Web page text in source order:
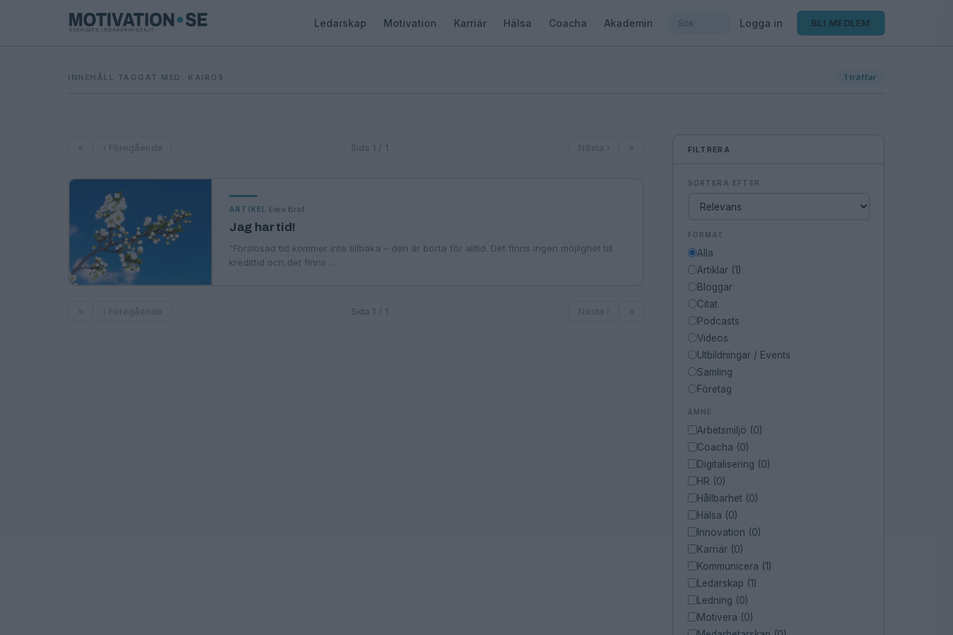
Ledarskap Motivation Karriär Hälsa Coacha Akademin Logga in BLI MEDLEM
INNEHÅLL TAGGAT MED: KAIROS 1 träffar
Sida 1 / 1
ARTIKEL Ewa Braf
Jag har tid!
"Förslösad tid kommer inte tillbaka – den är borta för alltid. Det finns ingen möjlighet till
kredittid och det finns …
Sida 1 / 1
FILTRERA
SORTERA EFTER
FORMAT
Alla
Artiklar (1)
Bloggar
Citat
Podcasts
Videos
Utbildningar / Events
Samling
Företag
ÄMNE
Arbetsmiljö (0)
Coacha (0)
Digitalisering (0)
HR (0)
Hållbarhet (0)
Hälsa (0)
Innovation (0)
Karriär (0)
Kommunicera (1)
Ledarskap (1)
Ledning (0)
Motivera (0)